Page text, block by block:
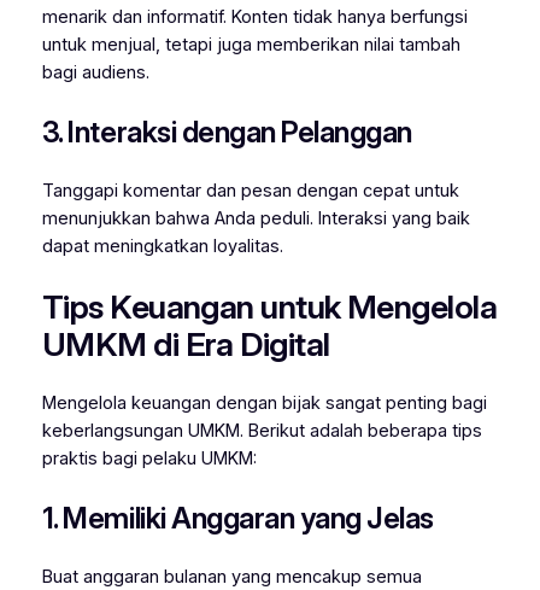
menarik dan informatif. Konten tidak hanya berfungsi
untuk menjual, tetapi juga memberikan nilai tambah
bagi audiens.
3. Interaksi dengan Pelanggan
Tanggapi komentar dan pesan dengan cepat untuk
menunjukkan bahwa Anda peduli. Interaksi yang baik
dapat meningkatkan loyalitas.
Tips Keuangan untuk Mengelola
UMKM di Era Digital
Mengelola keuangan dengan bijak sangat penting bagi
keberlangsungan UMKM. Berikut adalah beberapa tips
praktis bagi pelaku UMKM:
1. Memiliki Anggaran yang Jelas
Buat anggaran bulanan yang mencakup semua